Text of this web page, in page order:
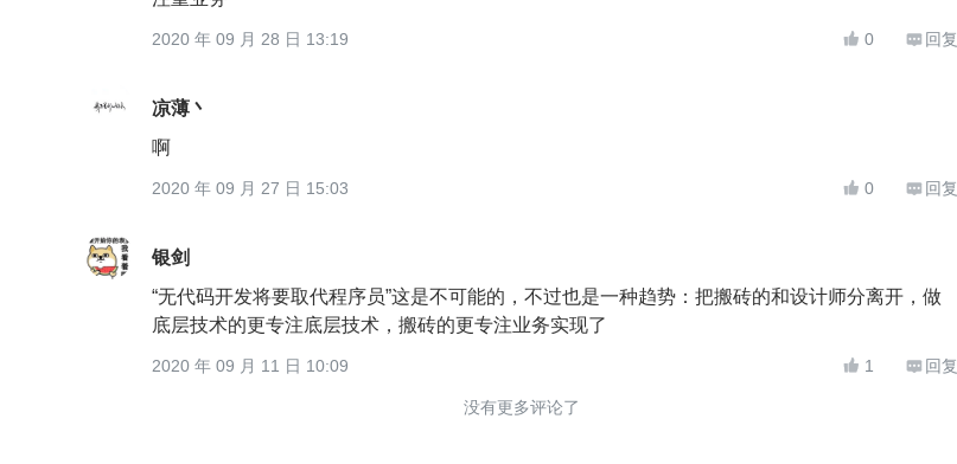
2020 年 09 月 28 日 13:19  0  回复
凉薄丶
啊
2020 年 09 月 27 日 15:03  0  回复
银剑
“无代码开发将要取代程序员”这是不可能的，不过也是一种趋势：把搬砖的和设计师分离开，做
底层技术的更专注底层技术，搬砖的更专注业务实现了
2020 年 09 月 11 日 10:09  1  回复
没有更多评论了